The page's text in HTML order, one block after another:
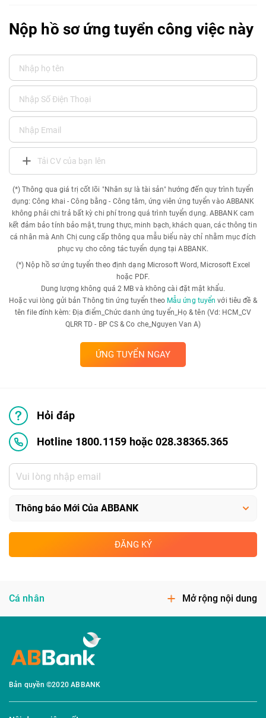
Nộp hồ sơ ứng tuyển công việc này
Tải CV của bạn lên
(*) Thông qua giá trị cốt lõi "Nhân sự là tài sản" hướng đến quy trình tuyển
dụng: Công khai - Công bằng - Công tâm, ứng viên ứng tuyển vào ABBANK
không phải chi trả bất kỳ chi phí trong quá trình tuyển dụng. ABBANK cam
kết đảm bảo tính bảo mật, trung thực, minh bạch, khách quan, các thông tin
cá nhân mà Anh Chị cung cấp thông qua mẫu biểu này chỉ nhằm mục đích
phục vụ cho công tác tuyển dụng tại ABBANK.
(*) Nộp hồ sơ ứng tuyển theo định dạng Microsoft Word, Microsoft Excel
hoặc PDF.
Dung lượng không quá 2 MB và không cài đặt mật khẩu.
Hoặc vui lòng gửi bản Thông tin ứng tuyển theo Mẫu ứng tuyển với tiêu đề &
tên file đính kèm: Địa điểm_Chức danh ứng tuyển_Họ & tên (Vd: HCM_CV
QLRR TD - BP CS & Co che_Nguyen Van A)
ỨNG TUYỂN NGAY
Hỏi đáp
Hotline 1800.1159 hoặc 028.38365.365
ĐĂNG KÝ
Cá nhân Mở rộng nội dung
Bản quyền ©2020 ABBANK